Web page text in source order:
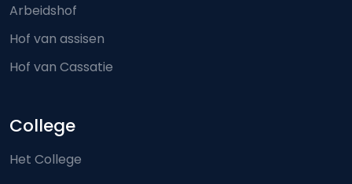
Arbeidshof
Hof van assisen
Hof van Cassatie
College
Het College